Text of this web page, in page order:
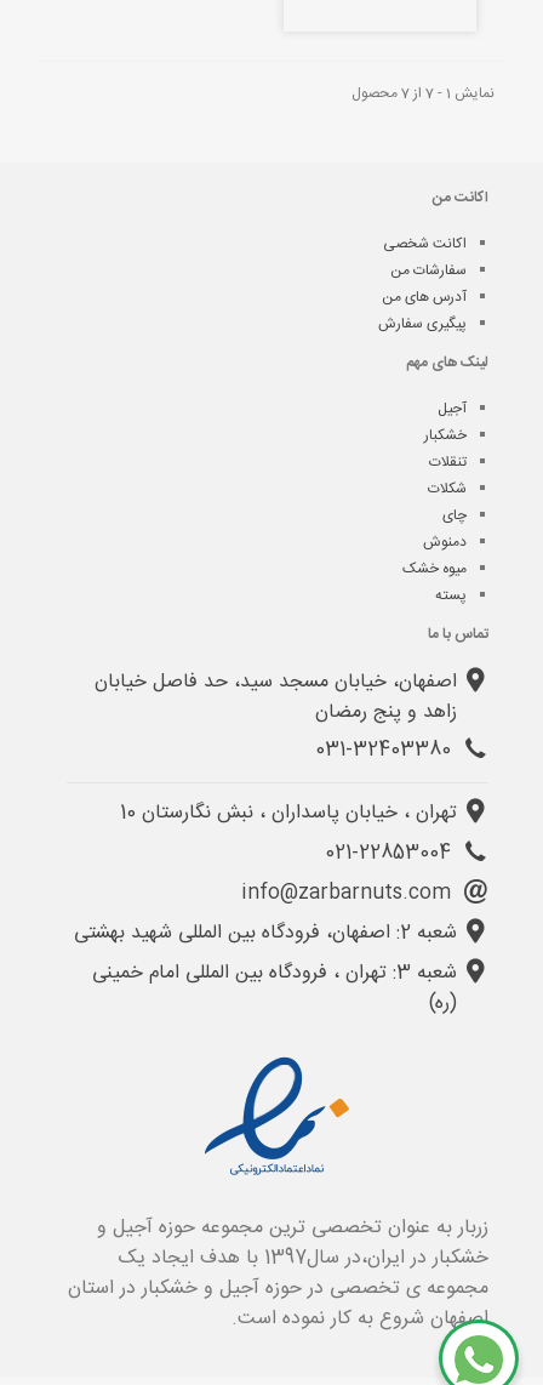
نمایش 1 - 7 از 7 محصول
اکانت من
اکانت شخصی
سفارشات من
آدرس های من
پیگیری سفارش
لینک های مهم
آجیل
خشکبار
تنقلات
شکلات
چای
دمنوش
میوه خشک
پسته
تماس با ما
اصفهان، خیابان مسجد سید، حد فاصل خیابان
زاهد و پنج رمضان
تهران ، خیابان پاسداران ، نبش نگارستان 10
شعبه 2: اصفهان، فرودگاه بین المللی شهید بهشتی
شعبه 3: تهران ، فرودگاه بین المللی امام خمینی
(ره)
زربار به عنوان تخصصی ترین مجموعه حوزه آجیل و
خشکبار در ایران،در سال1397 با هدف ایجاد یک
مجموعه ی تخصصی در حوزه آجیل و خشکبار در استان
اصفهان شروع به کار نموده است.